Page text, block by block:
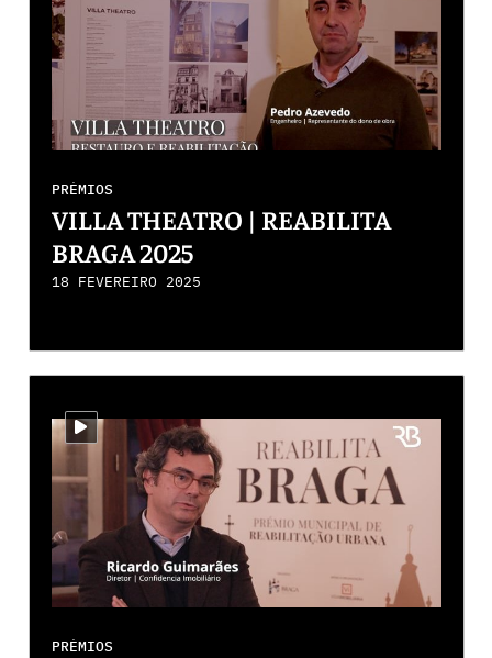
PRÉMIOS
VILLA THEATRO | REABILITA
BRAGA 2025
18 FEVEREIRO 2025
i-video
PRÉMIOS